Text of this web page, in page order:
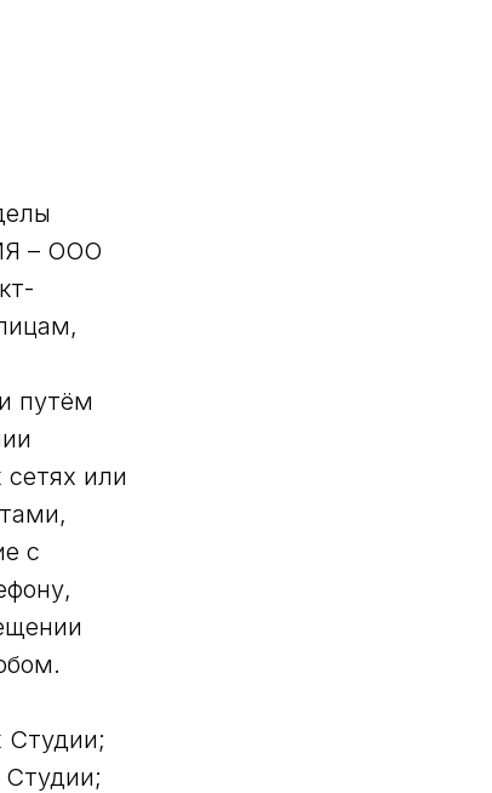
– ООО
путём
или
с
Студии;